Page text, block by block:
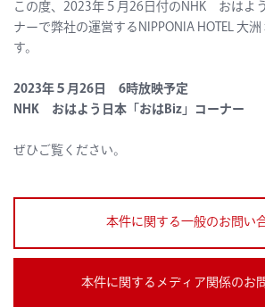
この度、2023年５月26日付のNHK おはよ
ナーで弊社の運営するNIPPONIA HOTEL 大
す。
2023年５月26日 6時放映予定
NHK おはよう日本「おはBiz」コーナー
ぜひご覧ください。
本件に関する一般のお問い
本件に関するメディア関係のお